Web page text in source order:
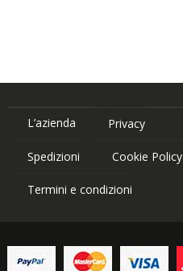
L’azienda Privacy
Spedizioni Cookie Policy
Termini e condizioni